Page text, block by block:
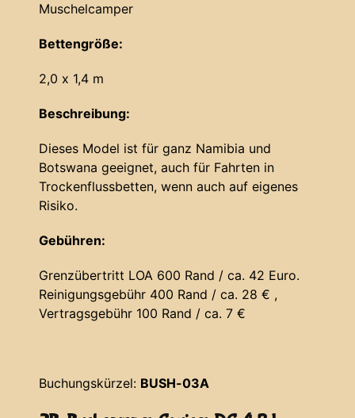
Muschelcamper
Bettengröße:
2,0 x 1,4 m
Beschreibung:
Dieses Model ist für ganz Namibia und
Botswana geeignet, auch für Fahrten in
Trockenflussbetten, wenn auch auf eigenes
Risiko.
Gebühren:
Grenzübertritt LOA 600 Rand / ca. 42 Euro.
Reinigungsgebühr 400 Rand / ca. 28 € ,
Vertragsgebühr 100 Rand / ca. 7 €
Buchungskürzel: BUSH-03A